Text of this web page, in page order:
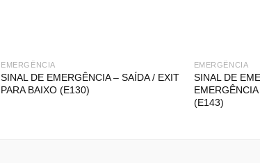
EMERGÊNCIA
SINAL DE EMERGÊNCIA – SAÍDA / EXIT
PARA BAIXO (E130)
EMERGÊNCIA
SINAL DE
(E143)